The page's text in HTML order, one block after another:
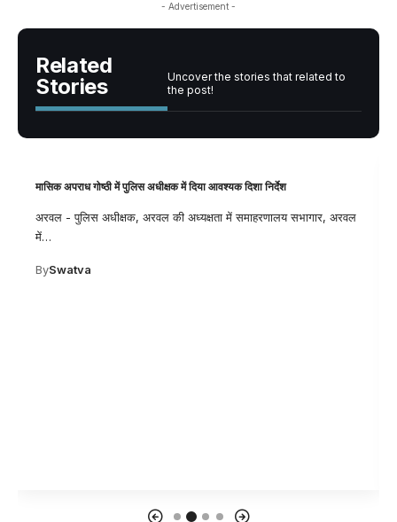
- Advertisement -
Related
Stories
Uncover the stories that related to
the post!
मासिक अपराध गोष्ठी में पुलिस अधीक्षक में दिया आवश्यक दिशा निर्देश
अरवल - पुलिस अधीक्षक, अरवल की अध्यक्षता में समाहरणालय सभागार, अरवल
में…
BySwatva